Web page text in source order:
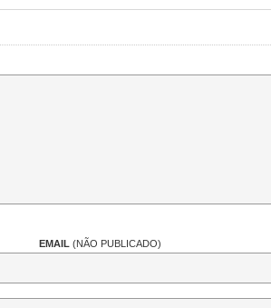
EMAIL(NÃO PUBLICADO)